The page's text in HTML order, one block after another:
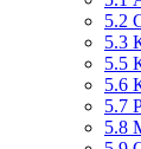
5.2
5.3
5.5
5.6
5.7
5.8